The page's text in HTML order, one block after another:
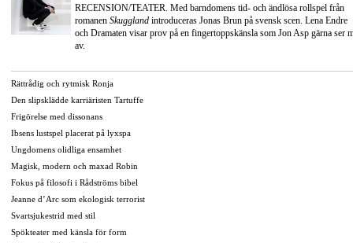
RECENSION/TEATER. Med barndomens tid- och ändlösa rollspel från
romanen Skuggland introduceras Jonas Brun på svensk scen. Lena Endre
och Dramaten visar prov på en fingertoppskänsla som Jon Asp gärna ser
av.
Rättrådig och rytmisk Ronja
Den slipsklädde karriäristen Tartuffe
Frigörelse med dissonans
Ibsens lustspel placerat på lyxspa
Ungdomens olidliga ensamhet
Magisk, modern och maxad Robin
Fokus på filosofi i Rådströms bibel
Jeanne d’Arc som ekologisk terrorist
Svartsjukestrid med stil
Spökteater med känsla för form